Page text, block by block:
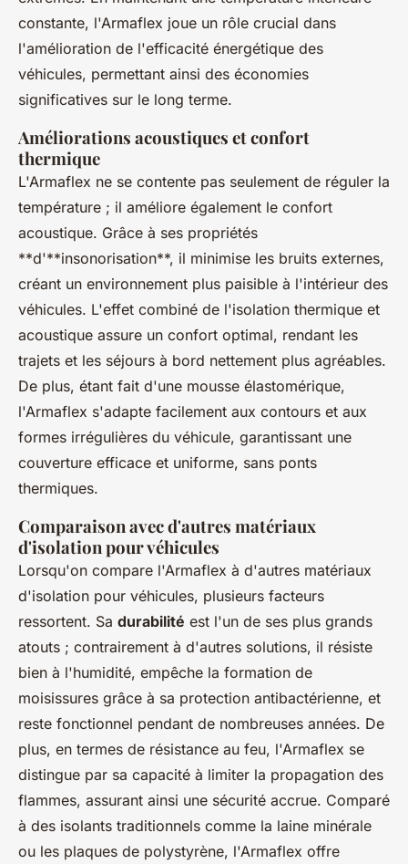
constante, l'Armaflex joue un rôle crucial dans
l'amélioration de l'efficacité énergétique des
véhicules, permettant ainsi des économies
significatives sur le long terme.
Améliorations acoustiques et confort
thermique
L'Armaflex ne se contente pas seulement de réguler la
température ; il améliore également le confort
acoustique. Grâce à ses propriétés
**d'**insonorisation**, il minimise les bruits externes,
créant un environnement plus paisible à l'intérieur des
véhicules. L'effet combiné de l'isolation thermique et
acoustique assure un confort optimal, rendant les
trajets et les séjours à bord nettement plus agréables.
De plus, étant fait d'une mousse élastomérique,
l'Armaflex s'adapte facilement aux contours et aux
formes irrégulières du véhicule, garantissant une
couverture efficace et uniforme, sans ponts
thermiques.
Comparaison avec d'autres matériaux
d'isolation pour véhicules
Lorsqu'on compare l'Armaflex à d'autres matériaux
d'isolation pour véhicules, plusieurs facteurs
ressortent. Sa durabilité est l'un de ses plus grands
atouts ; contrairement à d'autres solutions, il résiste
bien à l'humidité, empêche la formation de
moisissures grâce à sa protection antibactérienne, et
reste fonctionnel pendant de nombreuses années. De
plus, en termes de résistance au feu, l'Armaflex se
distingue par sa capacité à limiter la propagation des
flammes, assurant ainsi une sécurité accrue. Comparé
à des isolants traditionnels comme la laine minérale
ou les plaques de polystyrène, l'Armaflex offre